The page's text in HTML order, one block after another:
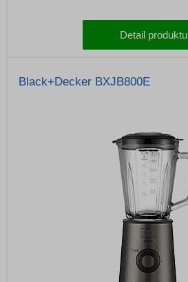
Detail produktu
Black+Decker BXJB800E